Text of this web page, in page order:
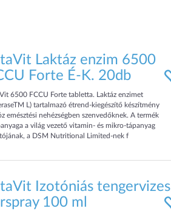
Laktáz enzim 6500
Forte É-K. 20db
6500 FCCU Forte tabletta. Laktáz enzimet
L) tartalmazó étrend-kiegészítő készítmény
emésztési nehézségben szenvedőknek. A termék
a világ vezető vitamin- és mikro-tápanyag
a DSM Nutritional Limited-nek f
Izotóniás tengervizes
100 ml